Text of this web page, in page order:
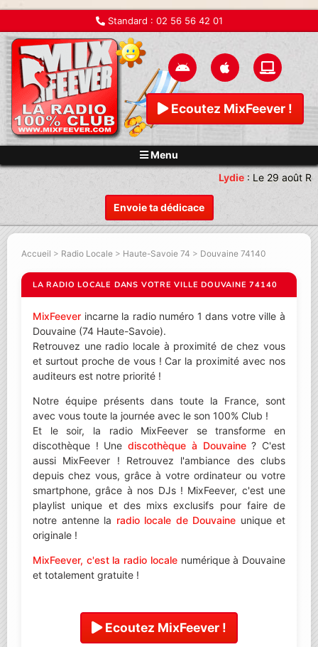
Standard : 02 56 56 42 01
Ecoutez MixFeever !
Menu
Envoie ta dédicace
Lydie:Le 29 août
Accueil > Radio Locale > Haute-Savoie 74 > Douvaine 74140
LA RADIO LOCALE DANS VOTRE VILLE DOUVAINE 74140
MixFeever incarne la radio numéro 1 dans votre ville à
Douvaine (74 Haute-Savoie).
Retrouvez une radio locale à proximité de chez vous
et surtout proche de vous ! Car la proximité avec nos
auditeurs est notre priorité !
Notre équipe présents dans toute la France, sont
avec vous toute la journée avec le son 100% Club !
Et le soir, la radio MixFeever se transforme en
discothèque ! Unediscothèque à Douvaine? C'est
aussi MixFeever ! Retrouvez l'ambiance des clubs
depuis chez vous, grâce à votre ordinateur ou votre
smartphone, grâce à nos DJs ! MixFeever, c'est une
playlist unique et des mixs exclusifs pour faire de
notre antenne la radio locale de Douvaine unique et
originale !
MixFeever, c'est la radio localenumérique à Douvaine
et totalement gratuite !
Ecoutez MixFeever !